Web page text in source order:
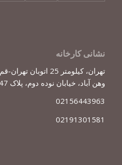
نشانی کارخانه
تهران، کیلومتر 25
وهن آباد، خیابان نوده دوم، پلاک 347
02156443963
02191301581